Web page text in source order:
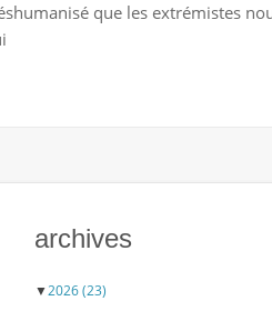
que les extrémistes
archives
▼2026(23)